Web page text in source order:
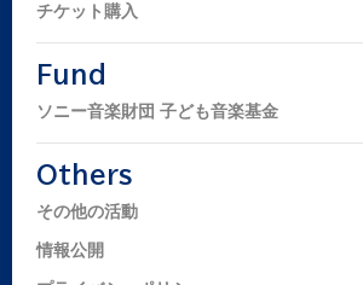
チケット購入
Fund
ソニー音楽財団 子ども音楽基金
Others
その他の活動
情報公開